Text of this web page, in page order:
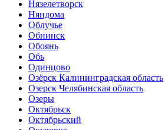
Нязелетворск
Няндома
Облучье
Обнинск
Обоянь
Обь
Одинцово
Озёрск Калининградская область
Озерск Челябинская область
Озеры
Октябрьск
Октябрьский